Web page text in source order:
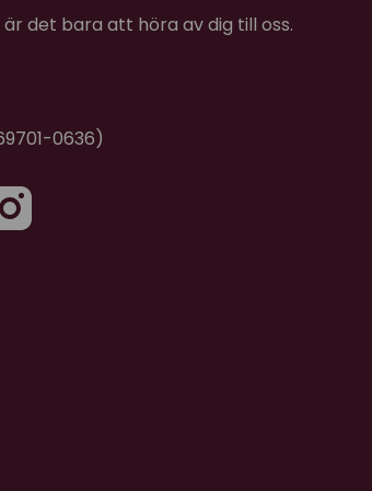
det bara att höra av dig till oss.
0636)